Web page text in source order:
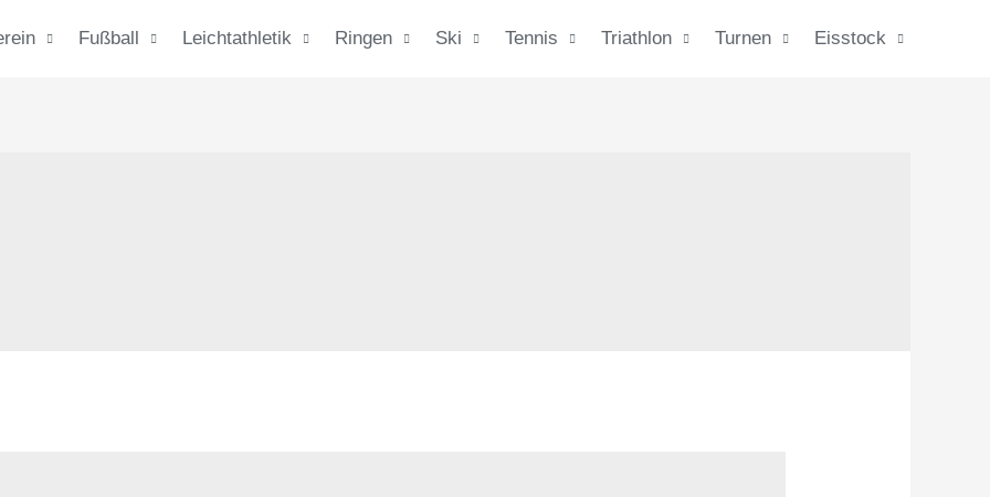
Fußball Leichtathletik Ringen Ski Tennis Triathlon Turnen Eisstock